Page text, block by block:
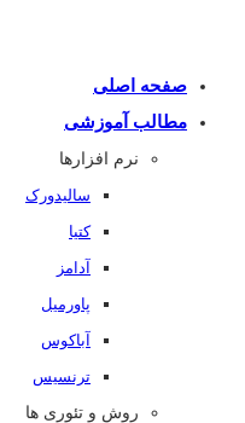
صفحه اصلی
مطالب آموزشی
نرم افزارها
سالیدورک
کتیا
آدامز
پاورمیل
آباکوس
ترنسیس
روش و تئوری ها